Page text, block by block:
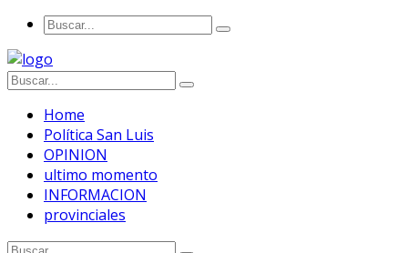
Home
Política San Luis
OPINION
ultimo momento
INFORMACION
provinciales